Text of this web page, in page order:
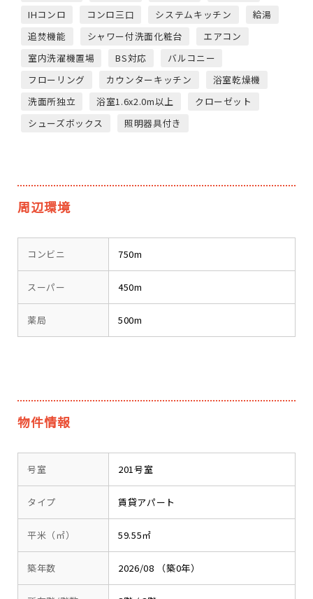
IHコンロ
コンロ三口 システムキッチン
給湯
追焚機能
シャワー付洗面化粧台
エアコン
室内洗濯機置場
BS対応
バルコニー
フローリング
カウンターキッチン
浴室乾燥機
洗面所独立
浴室1.6x2.0m以上
クローゼット
シューズボックス
照明器具付き
周辺環境
コンビニ 750m
スーパー 450m
薬局 500m
物件情報
号室 201号室
タイプ 賃貸アパート
平米（㎡） 59.55㎡
築年数 2026/08 （築0年）